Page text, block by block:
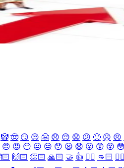
🤡 🤠 😏 😒 🤗 😞 😔 😟 😕 🙁 ☹️ 😣
😠 😡 😶 😐 😑 😯 😦 😧 😮 😲 😵 😳
🙌🏻 👏🏻 🙏🏻 🤝 👍 👎🏻 👊🏻 ✊🏻